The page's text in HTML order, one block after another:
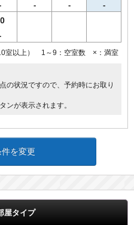
- - -
室以上） 1～9：空室数 ×：満室
の状況ですので、予約時にお取り
ンが表示されます。
を変更
屋タイプ